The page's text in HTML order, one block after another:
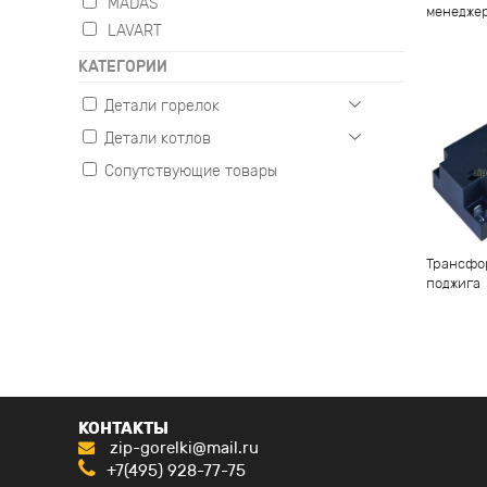
MADAS
LAVART
КАТЕГОРИИ
Детали горелок
Газовые
Жидкотопливные
Детали котлов
Настенные
Сопутствующие товары
поджига
КОНТАКТЫ
zip-gorelki@mail.ru
+7(495) 928-77-75